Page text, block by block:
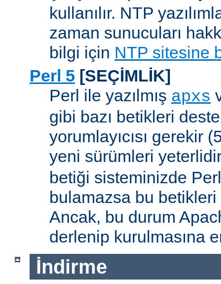
kullanılır. NTP
zaman sunucuları
bilgi için NTP sitesine
Perl 5 [SEÇİMLİK]
Perl ile yazılmış apxs
gibi bazı betikleri
yorumlayıcısı gerekir
yeni sürümleri
betiği sisteminizde Perl
bulamazsa bu betikleri
Ancak, bu durum
derlenip kurulmasına
İndirme